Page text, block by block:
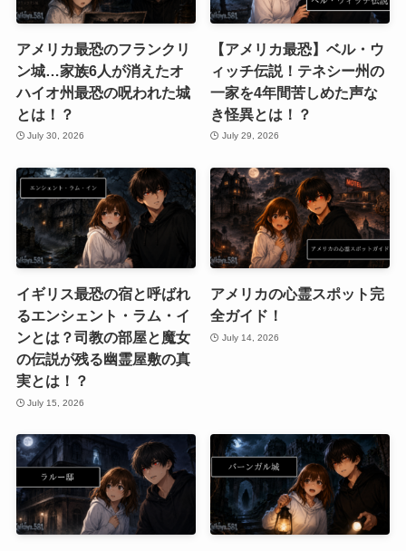
アメリカ最恐のフランクリ
ン城…家族6人が消えたオ
ハイオ州最恐の呪われた城
とは！？
July 30, 2026
【アメリカ最恐】ベル・ウ
ィッチ伝説！テネシー州の
一家を4年間苦しめた声な
き怪異とは！？
July 29, 2026
イギリス最恐の宿と呼ばれ
るエンシェント・ラム・イ
ンとは？司教の部屋と魔女
の伝説が残る幽霊屋敷の真
実とは！？
July 15, 2026
アメリカの心霊スポット完
全ガイド！
July 14, 2026